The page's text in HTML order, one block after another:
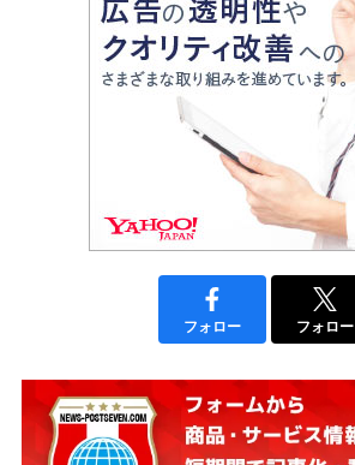
フォロー フォロー